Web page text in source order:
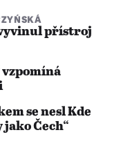
přístroj
vzpomíná
se nesl Kde
Čech“